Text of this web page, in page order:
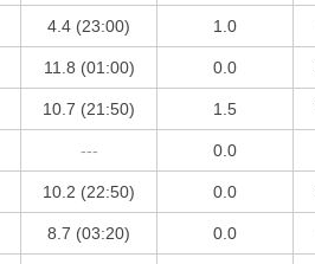
4.4 (23:00) 1.0
11.8 (01:00) 0.0
10.7 (21:50) 1.5
--- 0.0
10.2 (22:50) 0.0
8.7 (03:20) 0.0